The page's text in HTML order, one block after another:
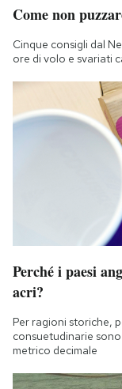
Come non
Cinque consigli dal
ore di volo e svariati
Perché i paesi
acri?
Per ragioni storiche,
consuetudinarie
metrico decimale